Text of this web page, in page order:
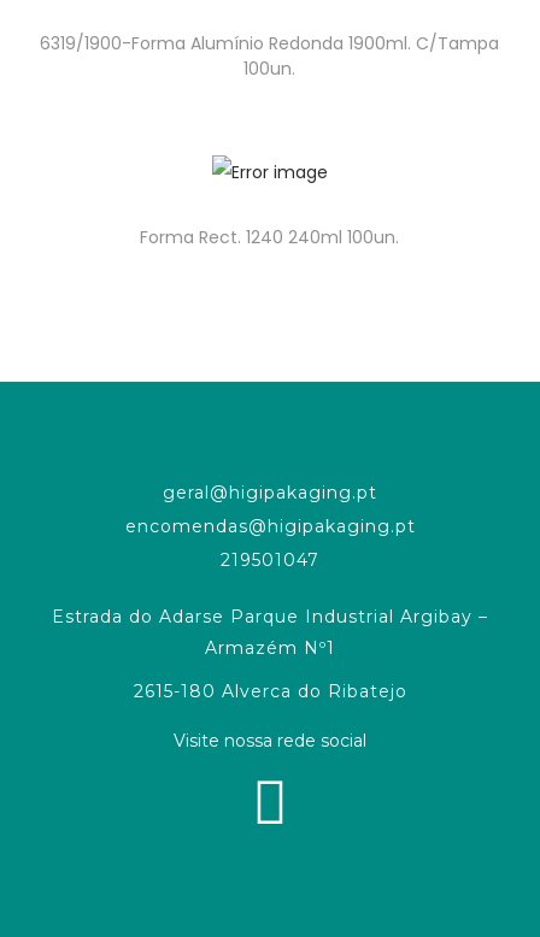
6319/1900-Forma Alumínio Redonda 1900ml. C/Tampa
100un.
Forma Rect. 1240 240ml 100un.
geral@higipakaging.pt
encomendas@higipakaging.pt
219501047
Estrada do Adarse Parque Industrial Argibay –
Armazém Nº1
2615-180 Alverca do Ribatejo
Visite nossa rede social